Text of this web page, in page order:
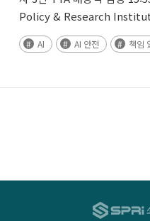
AI AI 안전 책임